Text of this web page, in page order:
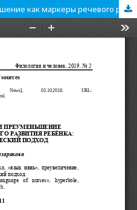
Преувеличение и преуменьшение как маркеры речевого развития ребёнка: акмеологический подход